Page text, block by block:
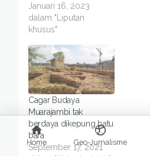
Januari 16, 2023
dalam "Liputan
khusus"
Cagar Budaya
Muarajambi tak
berdaya dikepung batu
bara
September 17, 2021
Home Geo-Jurnalisme